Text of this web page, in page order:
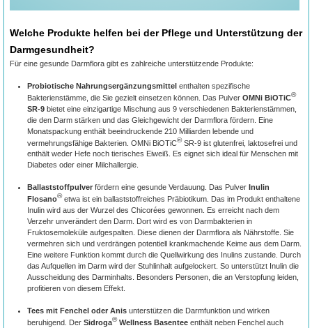
Welche Produkte helfen bei der Pflege und Unterstützung der
Darmgesundheit?
Für eine gesunde Darmflora gibt es zahlreiche unterstützende Produkte:
Probiotische Nahrungsergänzungsmittel enthalten spezifische
Bakterienstämme, die Sie gezielt einsetzen können. Das PulverOMNi BiOTiC®
SR-9bietet eine einzigartige Mischung aus 9 verschiedenen Bakterienstämmen,
die den Darm stärken und das Gleichgewicht der Darmflora fördern. Eine
Monatspackung enthält beeindruckende 210 Milliarden lebende und
vermehrungsfähige Bakterien. OMNi BiOTiC®SR-9 ist glutenfrei, laktosefrei und
enthält weder Hefe noch tierisches Eiweiß. Es eignet sich ideal für Menschen mit
Diabetes oder einer Milchallergie.
Ballaststoffpulver fördern eine gesunde Verdauung. Das Pulver Inulin
Flosano® etwa ist ein ballaststoffreiches Präbiotikum. Das im Produkt enthaltene
Inulin wird aus der Wurzel des Chicorées gewonnen. Es erreicht nach dem
Verzehr unverändert den Darm. Dort wird es von Darmbakterien in
Fruktosemoleküle aufgespalten. Diese dienen der Darmflora als Nährstoffe. Sie
vermehren sich und verdrängen potentiell krankmachende Keime aus dem Darm.
Eine weitere Funktion kommt durch die Quellwirkung des Inulins zustande. Durch
das Aufquellen im Darm wird der Stuhlinhalt aufgelockert. So unterstützt Inulin die
Ausscheidung des Darminhalts. Besonders Personen, die an Verstopfung leiden,
profitieren von diesem Effekt.
Tees mit Fenchel oder Anis unterstützen die Darmfunktion und wirken
beruhigend. Der Sidroga®Wellness Basenteeenthält neben Fenchel auch